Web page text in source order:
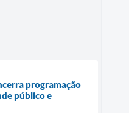
programação
público e